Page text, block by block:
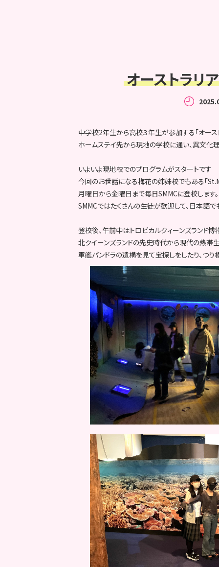
オーストラ
中学校2年生から高校３年生が参加する「オース
ホームステイ先から現地の学校に通い、異文化
いよいよ現地校でのプログラムがスタートです
今回のお世話になる梅花の姉妹校でもある「
月曜日から金曜日まで毎日SMMCに登校します。
SMMCではたくさんの生徒が歓迎して、日本語で
登校後、午前中はトロピカルクィーンズランド博
北クイーンズランドの先史時代から現代の熱帯
軍艦パンドラの遺構を見て宝探しをしたり、つ